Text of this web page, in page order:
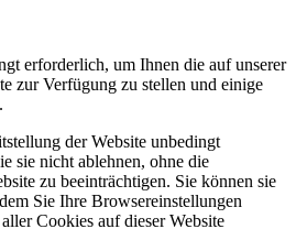
erforderlich, um Ihnen die auf unserer
zur Verfügung zu stellen und einige
der Website unbedingt
sie nicht ablehnen, ohne die
zu beeinträchtigen. Sie können sie
Sie Ihre Browsereinstellungen
Cookies auf dieser Website